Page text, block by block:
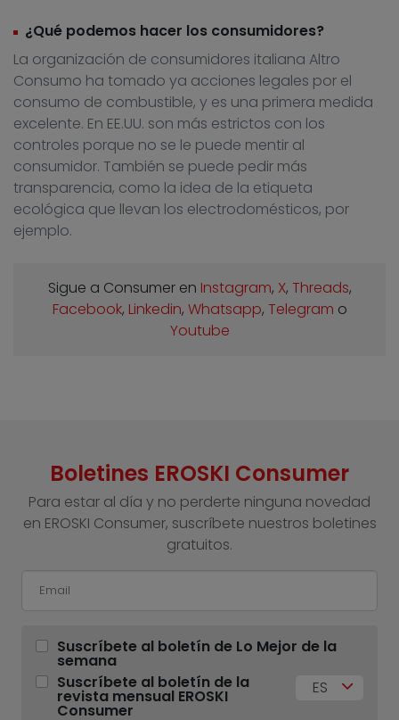
¿Qué podemos hacer los consumidores?
La organización de consumidores italiana Altro
Consumo ha tomado ya acciones legales por el
consumo de combustible, y es una primera medida
excelente. En EE.UU. son más estrictos con los
controles porque no se le puede mentir al
consumidor. También se puede pedir más
transparencia, como la idea de la etiqueta
ecológica que llevan los electrodomésticos, por
ejemplo.
Sigue a Consumer en Instagram, X, Threads,
Facebook, Linkedin, Whatsapp, Telegram o
Youtube
Boletines EROSKI Consumer
Para estar al día y no perderte ninguna novedad
en EROSKI Consumer, suscríbete nuestros boletines
gratuitos.
Suscríbete al boletín de Lo Mejor de la
semana
Suscríbete al boletín de la
revista mensual EROSKI
Consumer
ES